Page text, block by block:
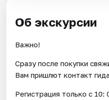
Об экскурсии
Важно!
Сразу после покупки
Вам пришлют контакт
Регистрация только с 10: